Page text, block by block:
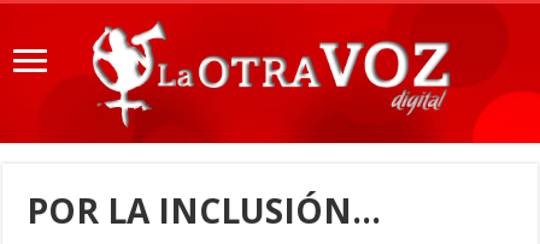
POR LA INCLUSIÓN…